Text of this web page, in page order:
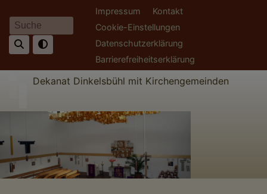
zum
Inhalt
Suche
Fußbereichsmenü
Impressum
Kontakt
Cookie-Einstellungen
Datenschutzerklärung
Barrierefreiheitserklärung
Dekanat Dinkelsbühl mit Kirchengemeinden